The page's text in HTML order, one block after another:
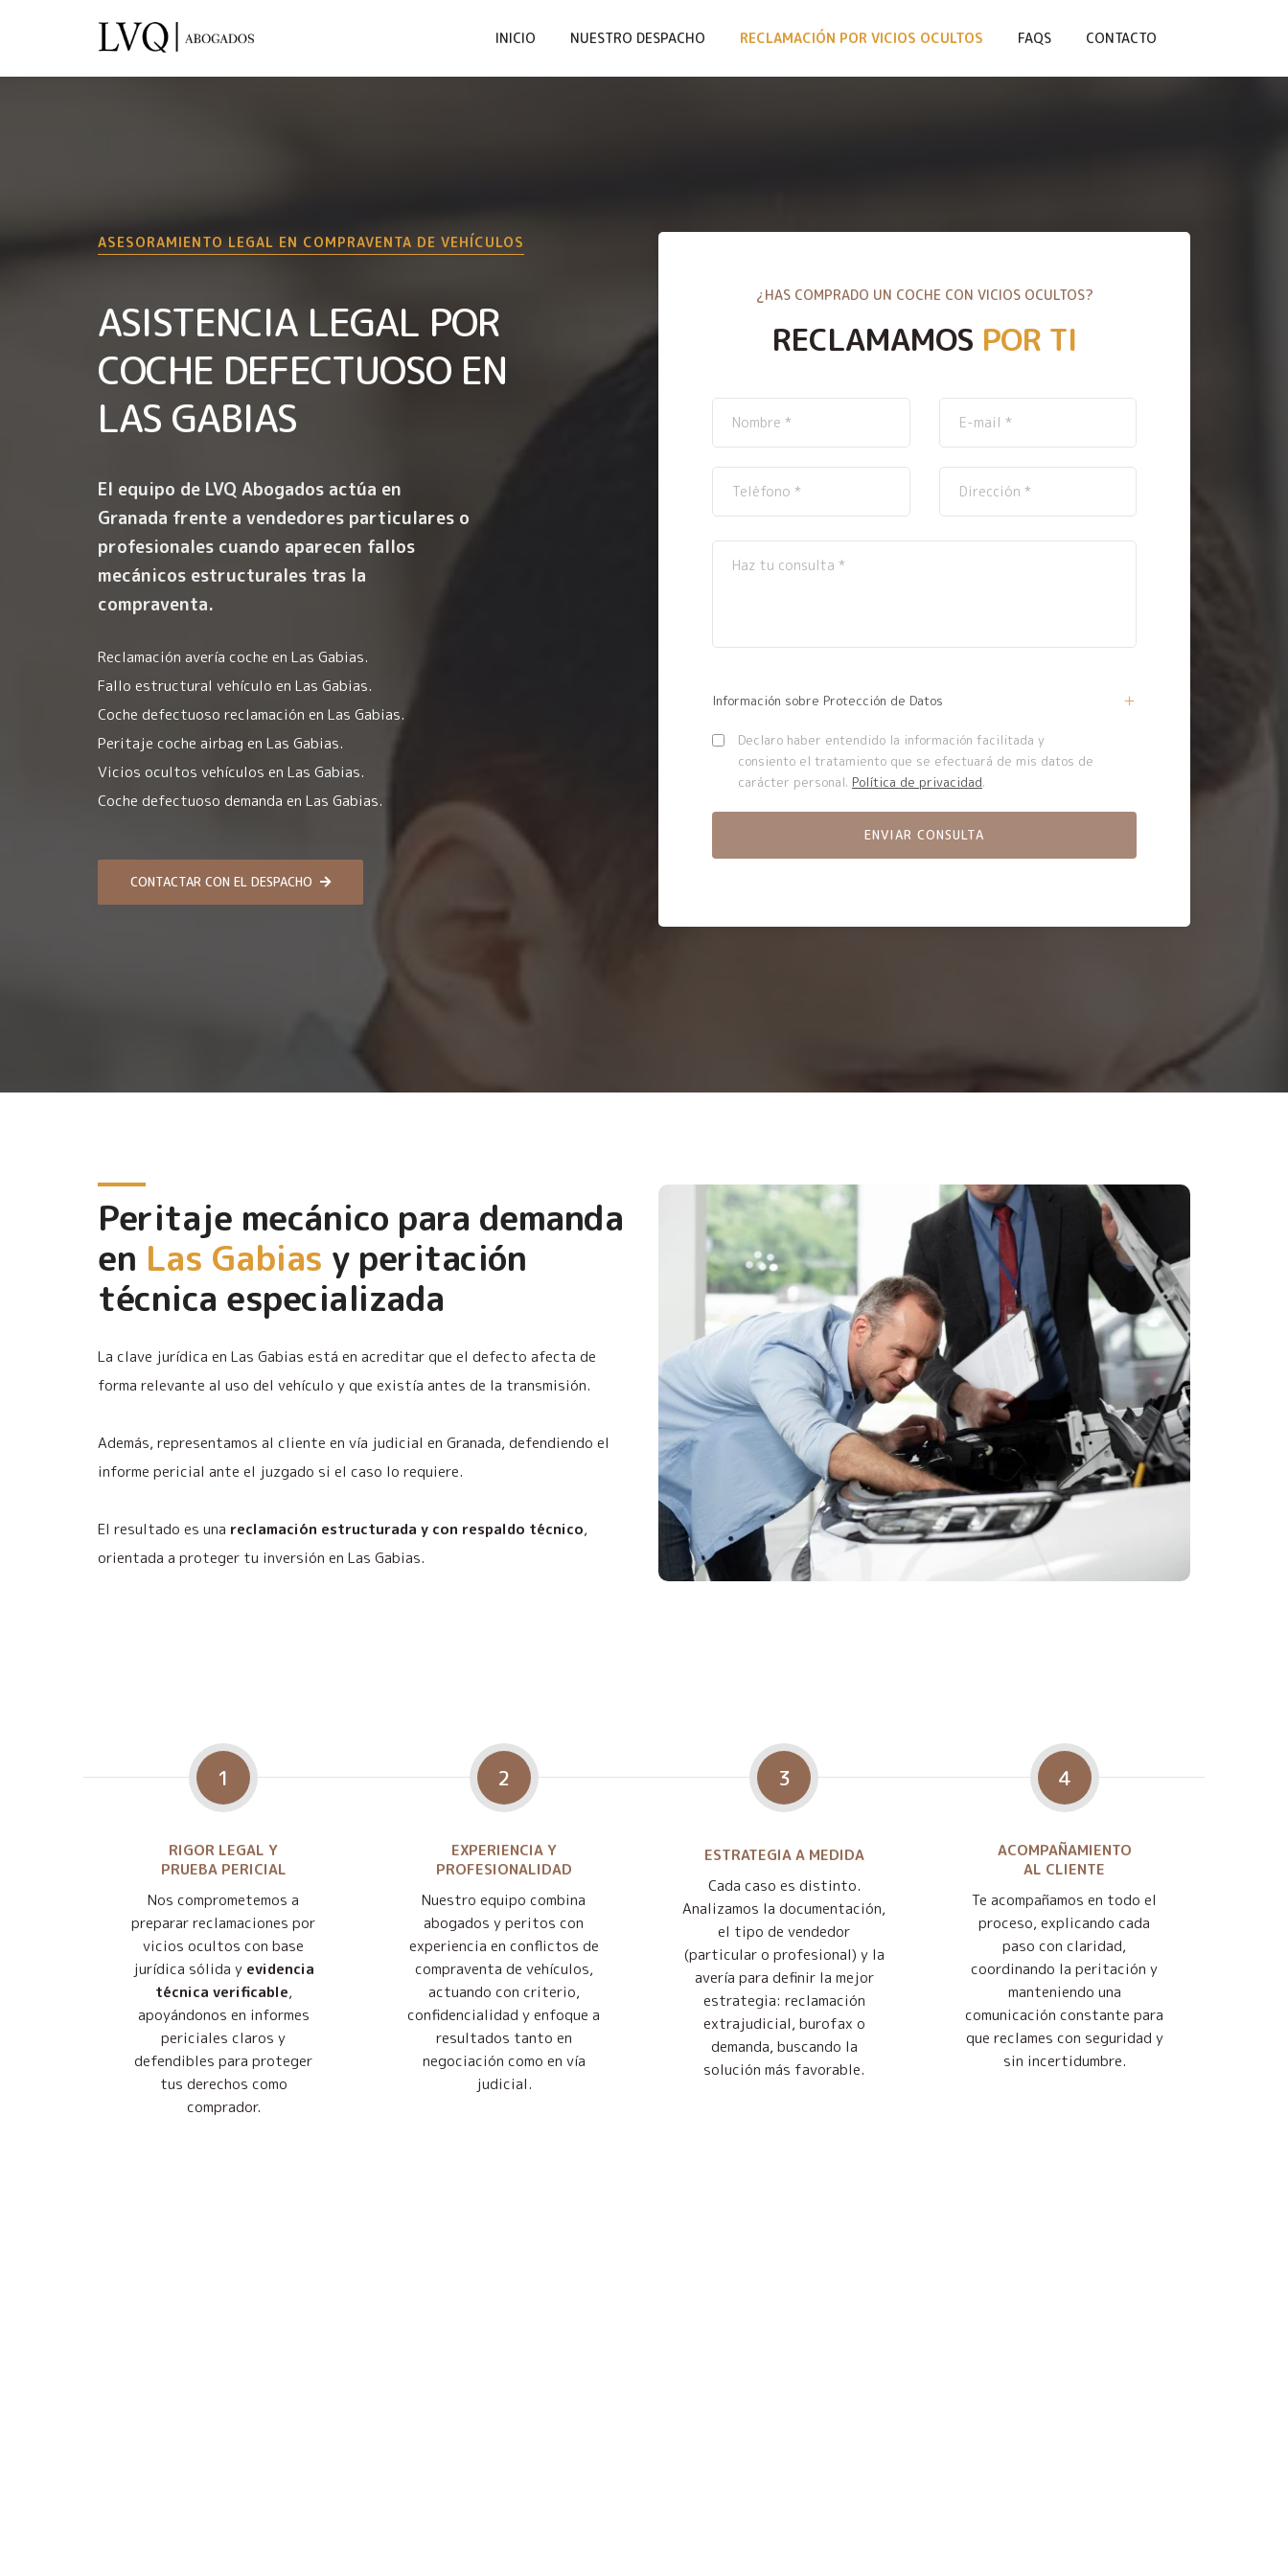
INICIO NUESTRO DESPACHO RECLAMACIÓN POR VICIOS OCULTOS FAQS CONTACTO
ASESORAMIENTO LEGAL EN COMPRAVENTA DE VEHÍCULOS
ASISTENCIA LEGAL POR
COCHE DEFECTUOSO EN
LAS GABIAS
El equipo de LVQ Abogados actúa en
Granada frente a vendedores particulares o
profesionales cuando aparecen fallos
mecánicos estructurales tras la
compraventa.
Reclamación avería coche en Las Gabias.
Fallo estructural vehículo en Las Gabias.
Coche defectuoso reclamación en Las Gabias.
Peritaje coche airbag en Las Gabias.
Vicios ocultos vehículos en Las Gabias.
Coche defectuoso demanda en Las Gabias.
CONTACTAR CON EL DESPACHO
¿HAS COMPRADO UN COCHE CON VICIOS OCULTOS?
RECLAMAMOS POR TI
Información sobre Protección de Datos
Declaro haber entendido la información facilitada y
consiento el tratamiento que se efectuará de mis datos de
carácter personal. Política de privacidad.
Peritaje mecánico para demanda
en Las Gabias y peritación
técnica especializada
La clave jurídica en Las Gabias está en acreditar que el defecto afecta de
forma relevante al uso del vehículo y que existía antes de la transmisión.
Además, representamos al cliente en vía judicial en Granada, defendiendo el
informe pericial ante el juzgado si el caso lo requiere.
El resultado es una reclamación estructurada y con respaldo técnico,
orientada a proteger tu inversión en Las Gabias.
1
RIGOR LEGAL Y
PRUEBA PERICIAL
Nos comprometemos a
preparar reclamaciones por
vicios ocultos con base
jurídica sólida y evidencia
técnica verificable,
apoyándonos en informes
periciales claros y
defendibles para proteger
tus derechos como
comprador.
2
EXPERIENCIA Y
PROFESIONALIDAD
Nuestro equipo combina
abogados y peritos con
experiencia en conflictos de
compraventa de vehículos,
actuando con criterio,
confidencialidad y enfoque a
resultados tanto en
negociación como en vía
judicial.
3
ESTRATEGIA A MEDIDA
Cada caso es distinto.
Analizamos la documentación,
el tipo de vendedor
(particular o profesional) y la
avería para definir la mejor
estrategia: reclamación
extrajudicial, burofax o
demanda, buscando la
solución más favorable.
4
ACOMPAÑAMIENTO
AL CLIENTE
Te acompañamos en todo el
proceso, explicando cada
paso con claridad,
coordinando la peritación y
manteniendo una
comunicación constante para
que reclames con seguridad y
sin incertidumbre.